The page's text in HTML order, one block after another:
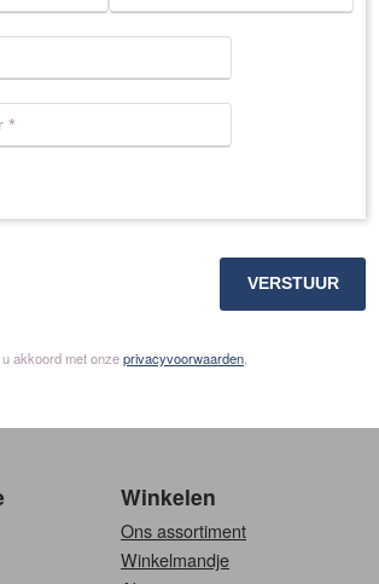
VERSTUUR
akkoord met onzeprivacyvoorwaarden
Winkelen
Ons assortiment
Winkelmandje